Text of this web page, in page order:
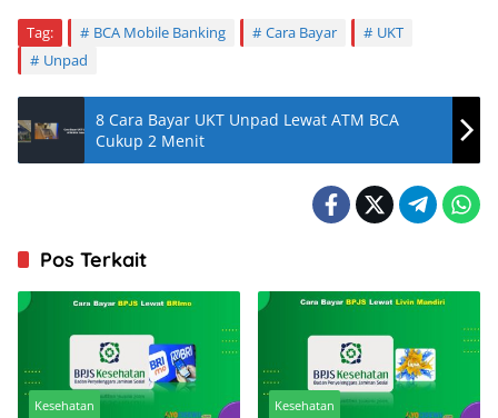
Tag: BCA Mobile Banking Cara Bayar
UKT
Unpad
8 Cara Bayar UKT Unpad Lewat ATM BCA
Cukup 2 Menit
Pos Terkait
Kesehatan Kesehatan